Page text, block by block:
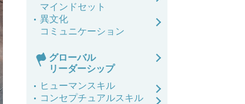
マインドセット
異文化
コミュニケーション
グローバル
リーダーシップ
ヒューマンスキル
コンセプチュアルスキル